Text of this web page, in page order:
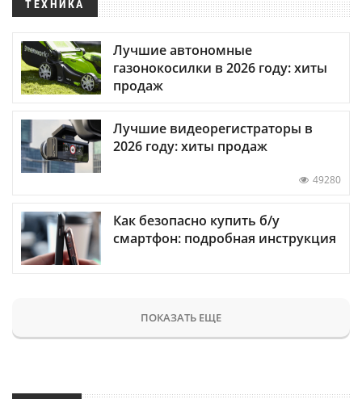
ТЕХНИКА
Лучшие автономные
газонокосилки в 2026 году: хиты
продаж
Лучшие видеорегистраторы в
2026 году: хиты продаж
49280
Как безопасно купить б/у
смартфон: подробная инструкция
ПОКАЗАТЬ ЕЩЕ